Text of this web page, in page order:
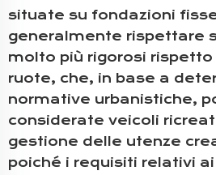
situate su fondazioni
generalmente rispettare
molto più rigorosi rispetto
ruote, che, in base a
normative urbanistiche,
considerate veicoli
gestione delle utenze
poiché i requisiti relativi